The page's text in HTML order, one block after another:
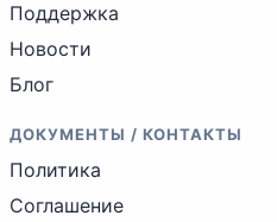
Поддержка
Новости
Блог
ДОКУМЕНТЫ / КОНТАКТЫ
Политика
Соглашение